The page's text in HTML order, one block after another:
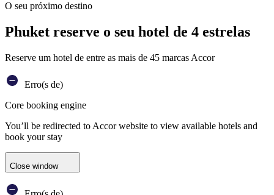
O seu próximo destino
Phuket reserve o seu hotel de 4 estrelas
Reserve um hotel de entre as mais de 45 marcas Accor
Erro(s de)
Core booking engine
You’ll be redirected to Accor website to view available hotels and
book your stay
Close window